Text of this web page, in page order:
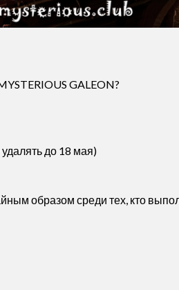
GALEON?
до 18 мая)
образом среди тех, кто